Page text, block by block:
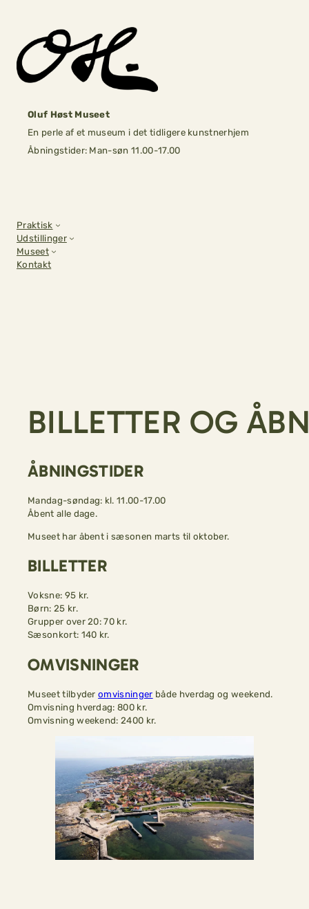
content
Oluf Høst Museet
En perle af et museum i det tidligere kunstnerhjem
Åbningstider: Man-søn 11.00-17.00
Praktisk
Udstillinger
Museet
Kontakt
BILLETTER OG
ÅBNINGSTIDER
Mandag-søndag: kl. 11.00-17.00
Åbent alle dage.
Museet har åbent i sæsonen marts til oktober.
BILLETTER
Voksne: 95 kr.
Børn: 25 kr.
Grupper over 20: 70 kr.
Sæsonkort: 140 kr.
OMVISNINGER
Museet tilbyderomvisninger både hverdag og weekend.
Omvisning hverdag: 800 kr.
Omvisning weekend: 2400 kr.